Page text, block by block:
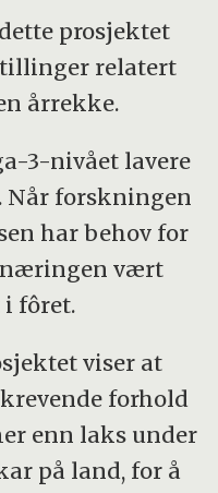
prosjektet
relatert
årrekke.
3-nivået lavere
Når forskningen
har behov for
vært
i fôret.
viser at
forhold
enn laks under
på land, for å